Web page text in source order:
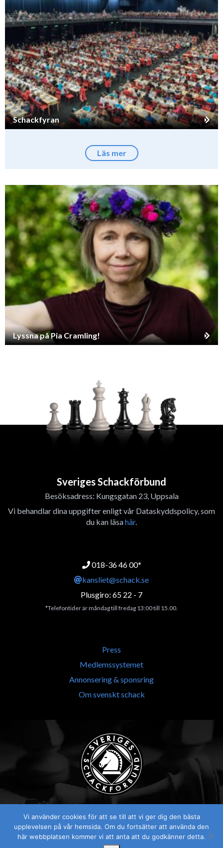
Schackfyran
Läs mer
Lyssna på Pia Cramling!
Sveriges Schackförbund
Besöksadress: Kungsgatan 23, Uppsala
Vi behandlar dina uppgifter enligt vår Dataskyddspolicy, som
du kan läsahär.
018-36 46 00*
kansliet@schack.se
Plusgiro: 65 22 - 7
*Telefontider är måndag till fredag 13:00 till 15.00.
Press
Medlemssystemet
Annonsering & sponsring
Om svenskt schack
Vi använder cookies för att se till att vi ger dig den bästa
upplevelsen på vår hemsida. Om du fortsätter att använda den
här webbplatsen kommer vi att anta att du godkänner detta.